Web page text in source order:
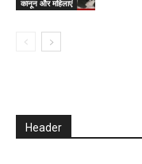
कानून और महिलाएं
Header